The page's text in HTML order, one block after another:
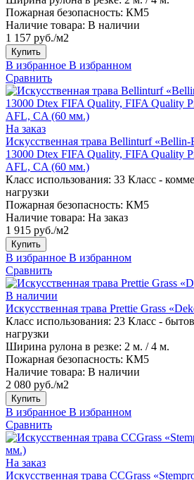
Пожарная безопасность: КМ5
Наличие товара: В наличии
1 157 руб./м2
Купить
В избранное В избранном
Сравнить
На заказ
Искусственная трава Bellinturf «Bellin-
13000 Dtex FIFA Quality, FIFA Quality
AFL, CA (60 мм.)
Класс использования: 33 Класс -
нагрузки
Пожарная безопасность: КМ5
Наличие товара: На заказ
1 915 руб./м2
Купить
В избранное В избранном
Сравнить
В наличии
Искусственная трава Prettie Grass
Класс использования: 23 Класс -
нагрузки
Ширина рулона в резке: 2 м. / 4 м.
Пожарная безопасность: КМ5
Наличие товара: В наличии
2 080 руб./м2
Купить
В избранное В избранном
Сравнить
На заказ
Искусственная трава CCGrass